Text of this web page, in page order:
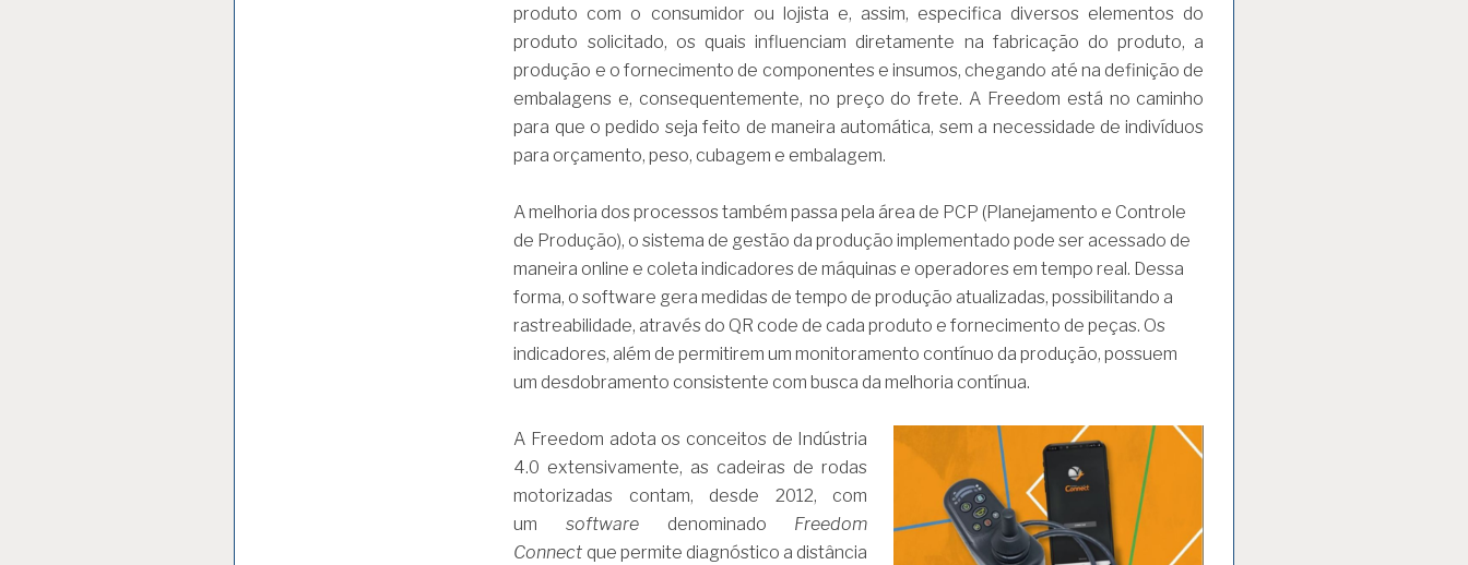
produto com o consumidor ou lojista e, assim, especifica diversos elementos do
produto solicitado, os quais influenciam diretamente na fabricação do produto, a
produção e o fornecimento de componentes e insumos, chegando até na definição de
embalagens e, consequentemente, no preço do frete. A Freedom está no caminho
para que o pedido seja feito de maneira automática, sem a necessidade de indivíduos
para orçamento, peso, cubagem e embalagem.
A melhoria dos processos também passa pela área de PCP (Planejamento e Controle
de Produção), o sistema de gestão da produção implementado pode ser acessado de
maneira online e coleta indicadores de máquinas e operadores em tempo real. Dessa
forma, o software gera medidas de tempo de produção atualizadas, possibilitando a
rastreabilidade, através do QR code de cada produto e fornecimento de peças. Os
indicadores, além de permitirem um monitoramento contínuo da produção, possuem
um desdobramento consistente com busca da melhoria contínua.
A Freedom adota os conceitos de Indústria
4.0 extensivamente, as cadeiras de rodas
motorizadas contam, desde 2012, com
um software denominado Freedom
Connect que permite diagnóstico a distância